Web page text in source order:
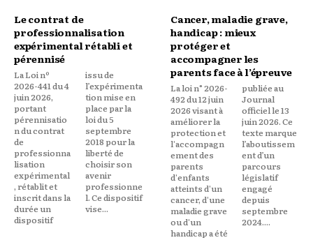
Le contrat de
professionnalisation
expérimental rétabli et
pérennisé
La Loi nº
2026-441 du 4
juin 2026,
portant
pérennisatio
n du contrat
de
professionna
lisation
expérimental
, rétablit et
inscrit dans la
durée un
dispositif
issu de
l’expérimenta
tion mise en
place par la
loi du 5
septembre
2018 pour la
liberté de
choisir son
avenir
professionne
l. Ce dispositif
vise...
Cancer, maladie grave,
handicap : mieux
protéger et
accompagner les
parents face à l’épreuve
La loi n° 2026-
492 du 12 juin
2026 visant à
améliorer la
protection et
l'accompagn
ement des
parents
d'enfants
atteints d'un
cancer, d'une
maladie grave
ou d'un
handicap a été
publiée au
Journal
officiel le 13
juin 2026. Ce
texte marque
l’aboutissem
ent d’un
parcours
législatif
engagé
depuis
septembre
2024....